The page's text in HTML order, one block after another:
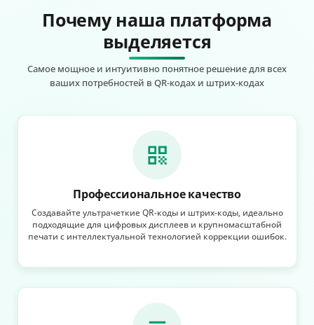
Почему наша платформа
выделяется
Самое мощное и интуитивно понятное решение для всех
ваших потребностей в QR-кодах и штрих-кодах
Профессиональное качество
Создавайте ультрачеткие QR-коды и штрих-коды, идеально
подходящие для цифровых дисплеев и крупномасштабной
печати с интеллектуальной технологией коррекции ошибок.